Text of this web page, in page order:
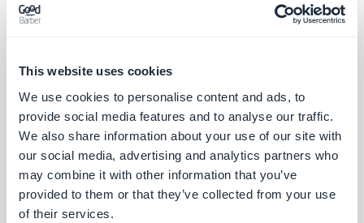
This website uses cookies
We use cookies to personalise content and ads, to
provide social media features and to analyse our traffic.
We also share information about your use of our site with
our social media, advertising and analytics partners who
may combine it with other information that you’ve
provided to them or that they’ve collected from your use
of their services.
Ricordate che l'ad network interno è solo uno
impostare i prezzi e il modello di pricing.
GoodBarber vi da le informazioni riguardo le
visualizzazioni e i click, e voi potrete scegliere se
fatturare l'inserzionista in base al CMP o al CPC.
Potete anche scegliere di pubblicare una